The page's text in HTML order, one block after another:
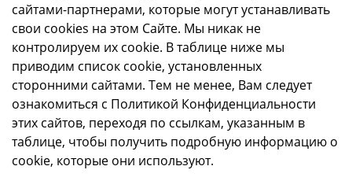
сайтами-партнерами, которые могут устанавливать
свои cookies на этом Сайте. Мы никак не
контролируем их cookie. В таблице ниже мы
приводим список cookie, установленных
сторонними сайтами. Тем не менее, Вам следует
ознакомиться с Политикой Конфиденциальности
этих сайтов, переходя по ссылкам, указанным в
таблице, чтобы получить подробную информацию о
cookie, которые они используют.